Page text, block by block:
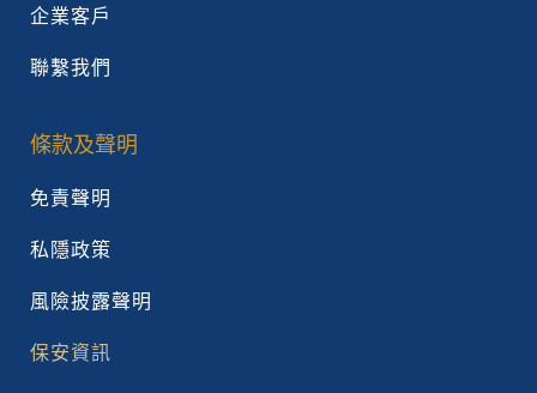
企業客戶
聯繫我們
條款及聲明
免責聲明
私隱政策
風險披露聲明
保安資訊